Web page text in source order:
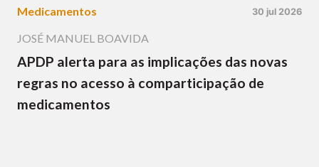
Medicamentos 30 jul 2026
JOSÉ MANUEL BOAVIDA
APDP alerta para as implicações das novas
regras no acesso à comparticipação de
medicamentos